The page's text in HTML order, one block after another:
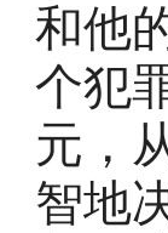
和他
个犯
元，
智地